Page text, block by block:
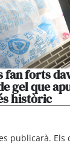
fan forts
gel que
històric
publicarà. Els